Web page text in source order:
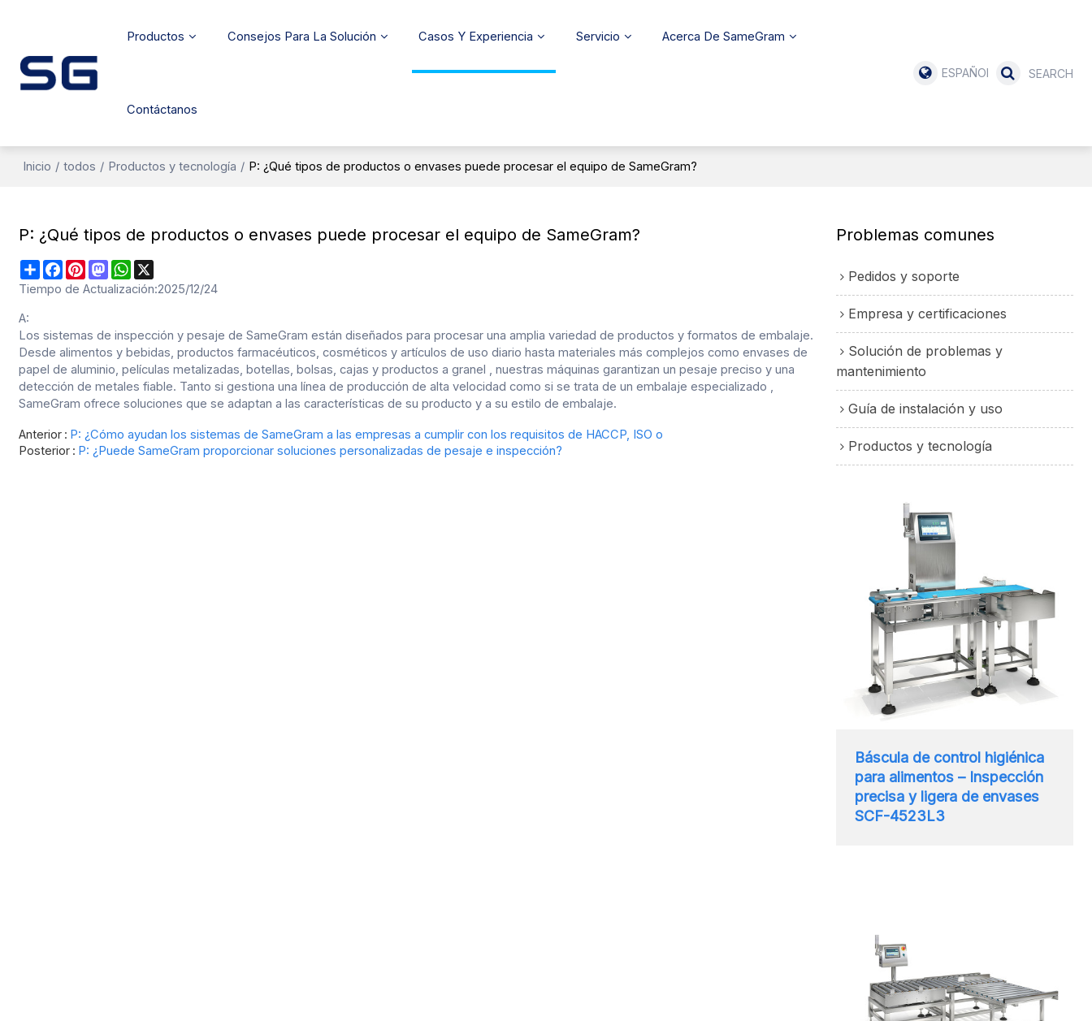
Productos Consejos Para La Solución Casos Y Experiencia Servicio Acerca De SameGram
Contáctanos
ESPAÑOL
Inicio / todos / Productos y tecnología / P: ¿Qué tipos de productos o envases puede procesar el equipo de SameGram?
P: ¿Qué tipos de productos o envases puede procesar el equipo de SameGram?
ShareFacebook
PinterestMastodonWhatsApp
Tiempo de Actualización:2025/12/24
A:
Los sistemas de inspección y pesaje de SameGram están diseñados para procesar una amplia variedad de productos y formatos de embalaje.
Desdealimentos y bebidas, productos farmacéuticos, cosméticos y artículos de uso diario hasta materiales más complejos comoenvases de
papel de aluminio, películas metalizadas, botellas, bolsas, cajas y productos a granel , nuestras máquinas garantizan un pesaje preciso y una
detección de metales fiable. Tanto si gestiona una línea de producción de alta velocidad como si se trata de un embalaje especializado ,
SameGram ofrece soluciones que se adaptan a las características de su producto y a su estilo de embalaje.
Anterior
P: ¿Cómo ayudan los sistemas de SameGram a las empresas a cumplir con los requisitos de HACCP, ISO o
Posterior
P: ¿Puede SameGram proporcionar soluciones personalizadas de pesaje e inspección?
Problemas comunes
Pedidos y soporte
Empresa y certificaciones
Solución de problemas y
mantenimiento
Guía de instalación y uso
Productos y tecnología
Báscula de control higiénica
para alimentos – Inspección
precisa y ligera de envases
SCF-4523L3